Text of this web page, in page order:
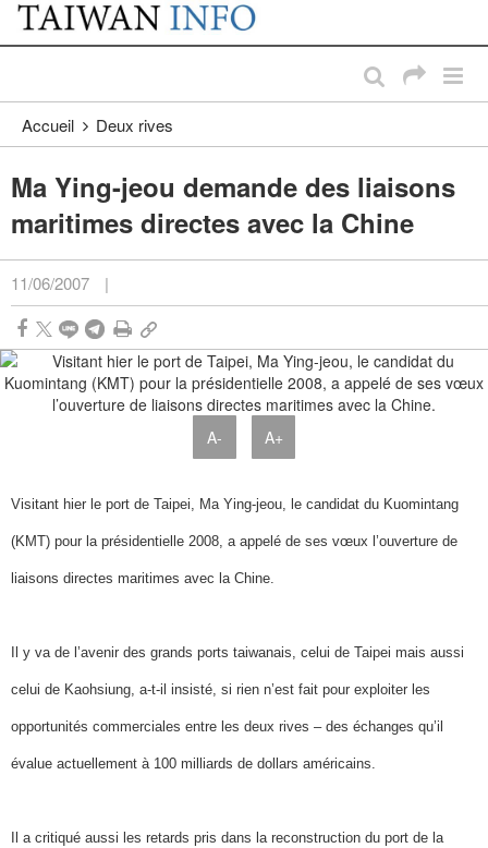
Passer au contenu principal
:::
Accueil Deux rives
Ma Ying-jeou demande des liaisons
maritimes directes avec la Chine
11/06/2007 |
A- A+
Visitant hier le port de Taipei, Ma Ying-jeou, le candidat du Kuomintang
(KMT) pour la présidentielle 2008, a appelé de ses vœux l’ouverture de
liaisons directes maritimes avec la Chine.
Il y va de l’avenir des grands ports taiwanais, celui de Taipei mais aussi
celui de Kaohsiung, a-t-il insisté, si rien n’est fait pour exploiter les
opportunités commerciales entre les deux rives – des échanges qu’il
évalue actuellement à 100 milliards de dollars américains.
Il a critiqué aussi les retards pris dans la reconstruction du port de la